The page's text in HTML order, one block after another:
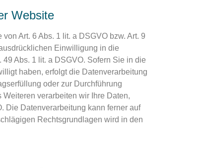
Website
Art. 6 Abs. 1 lit. a DSGVO bzw. Art. 9
Einwilligung in die
Abs. 1 lit. a DSGVO. Sofern Sie in die
haben, erfolgt die Datenverarbeitung
oder zur Durchführung
verarbeiten wir Ihre Daten,
Die Datenverarbeitung kann ferner auf
Rechtsgrundlagen wird in den